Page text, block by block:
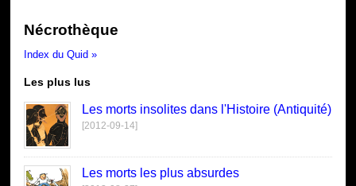
Nécrothèque
Index du Quid »
Les plus lus
Les morts insolites dans l'Histoire (Antiquité)
[2012-09-14]
Les morts les plus absurdes